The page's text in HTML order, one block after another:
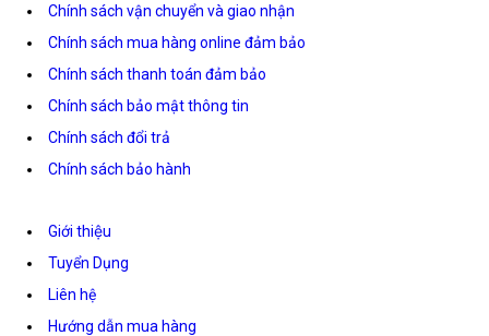
Chính sách vận chuyển và giao nhận
Chính sách mua hàng online đảm bảo
Chính sách thanh toán đảm bảo
Chính sách bảo mật thông tin
Chính sách đổi trả
Chính sách bảo hành
Giới thiệu
Tuyển Dụng
Liên hệ
Hướng dẫn mua hàng